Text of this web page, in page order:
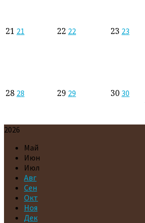
21 21 22 22 23 23
28 28 29 29 30 30
2026
Май
Июн
Июл
Авг
Сен
Окт
Ноя
Дек